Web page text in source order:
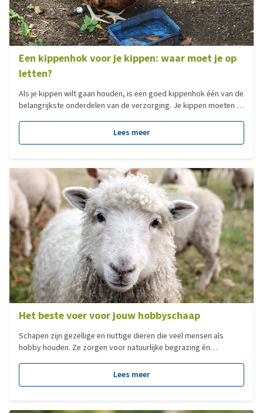
Een kippenhok voor je kippen: waar moet je op
letten?
Als je kippen wilt gaan houden, is een goed kippenhok één van de
belangrijkste onderdelen van de verzorging. Je kippen moeten er
precies op letten bij het uitkiezen of bouwen van een kippenhok?
In deze blog leggen we alles uit over de onderdelen, grootte,
Lees meer
Het beste voer voor jouw hobbyschaap
Schapen zijn gezellige en nuttige dieren die veel mensen als
hobby houden. Ze zorgen voor natuurlijke begrazing én
goed uitgebalanceerd dieet nodig om gezond te blijven. De
voedingsbehoefte van een schaap dat hobbymatig gehouden
Lees meer